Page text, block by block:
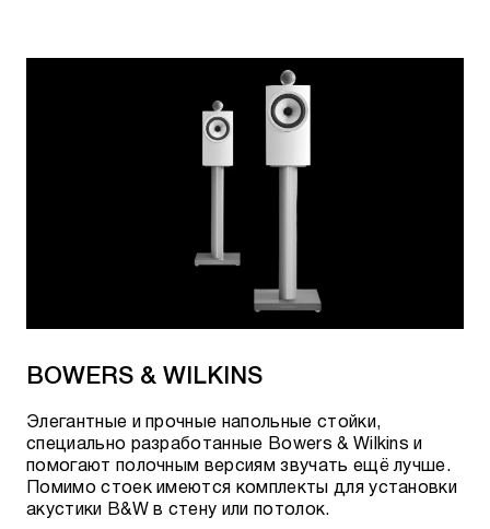
BOWERS & WILKINS
Элегантные и прочные напольные стойки,
специально разработанные Bowers & Wilkins и
помогают полочным версиям звучать ещё лучше.
Помимо стоек имеются комплекты для установки
акустики B&W в стену или потолок.